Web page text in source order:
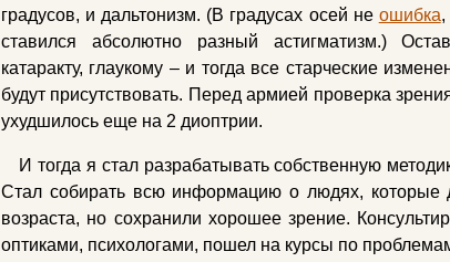
градусов, и дальтонизм. (В градусах осей не ошибка,
ставился абсолютно разный астигматизм.)
катаракту, глаукому – и тогда все старческие
будут присутствовать. Перед армией проверка
ухудшилось еще на 2 диоптрии.
И тогда я стал разрабатывать собственную
Стал собирать всю информацию о людях, которые
возраста, но сохранили хорошее зрение.
оптиками, психологами, пошел на курсы по